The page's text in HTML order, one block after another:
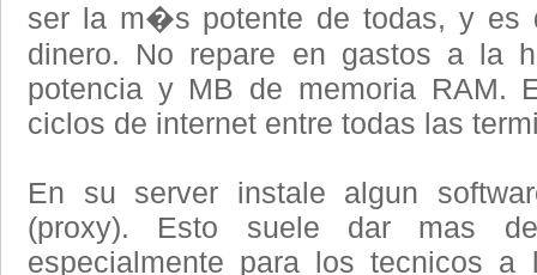
ser la m�s potente de todas, y es
dinero. No repare en gastos a la
potencia y MB de memoria RAM.
ciclos de internet entre todas las
En su server instale algun
(proxy). Esto suele dar mas
especialmente para los tecnicos